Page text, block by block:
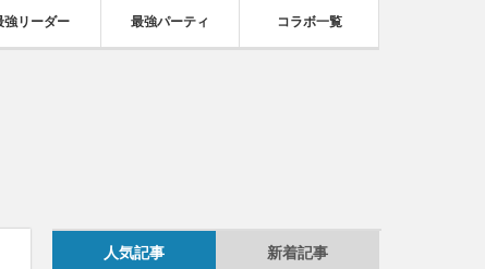
強リーダー 最強パーティ コラボ一覧
人気記事 新着記事